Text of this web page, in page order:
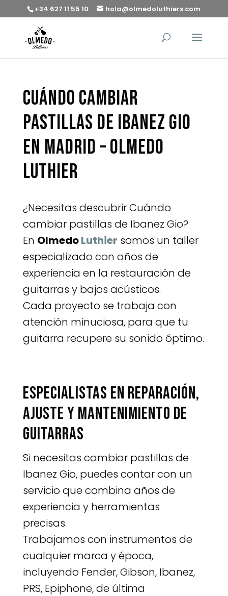
+34 627 11 55 10 hola@olmedoluthiers.com
Cuándo cambiar
pastillas de Ibanez Gio
en Madrid – Olmedo
Luthier
¿Necesitas descubrir Cuándo
cambiar pastillas de Ibanez Gio?
En OlmedoLuthier somos un taller
especializado con años de
experiencia en la restauración de
guitarras y bajos acústicos.
Cada proyecto se trabaja con
atención minuciosa, para que tu
guitarra recupere su sonido óptimo.
Especialistas en reparación,
ajuste y mantenimiento de
guitarras
Si necesitas cambiar pastillas de
Ibanez Gio, puedes contar con un
servicio que combina años de
experiencia y herramientas
precisas.
Trabajamos con instrumentos de
cualquier marca y época,
incluyendo Fender, Gibson, Ibanez,
PRS, Epiphone, de última